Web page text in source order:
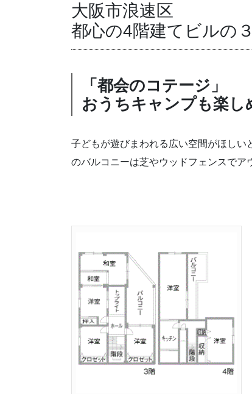
大阪市浪速区
都心の4階建てビルの
「都会のコテージ」
おうちキャンプも楽し
子どもが遊びまわれる広い空間がほし
のバルコニーは芝やウッドフェンスでア